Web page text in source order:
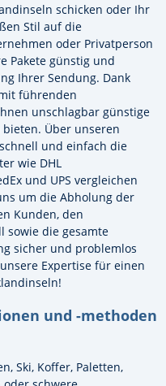
schicken oder Ihr
Stil auf die
oder Privatperson
Pakete günstig und
Ihrer Sendung. Dank
führenden
unschlagbar günstige
Über unseren
und einfach die
wie DHL
und UPS vergleichen
um die Abholung der
Kunden, den
sowie die gesamte
sicher und problemlos
Expertise für einen
und -methoden
Ski, Koffer, Paletten,